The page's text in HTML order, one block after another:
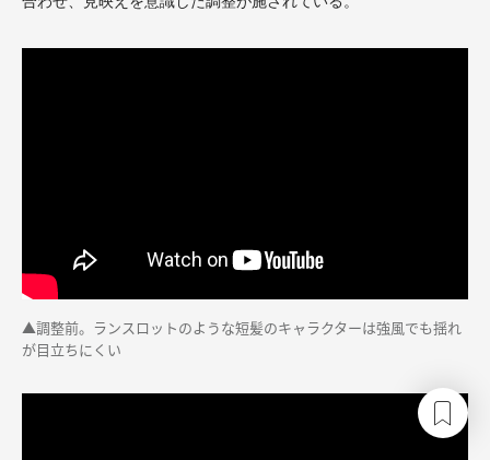
▲調整前。ランスロットのような短髪のキャラクターは強風でも揺れ
が目立ちにくい